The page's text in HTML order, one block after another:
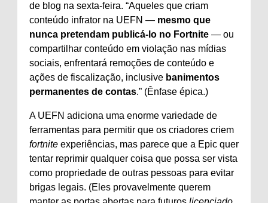
de blog na sexta-feira. “Aqueles que criam
conteúdo infrator na UEFN — mesmo que
nunca pretendam publicá-lo no Fortnite — ou
compartilhar conteúdo em violação nas mídias
sociais, enfrentará remoções de conteúdo e
ações de fiscalização, inclusive banimentos
permanentes de contas.” (Ênfase épica.)
A UEFN adiciona uma enorme variedade de
ferramentas para permitir que os criadores criem
fortnite experiências, mas parece que a Epic quer
tentar reprimir qualquer coisa que possa ser vista
como propriedade de outras pessoas para evitar
brigas legais. (Eles provavelmente querem